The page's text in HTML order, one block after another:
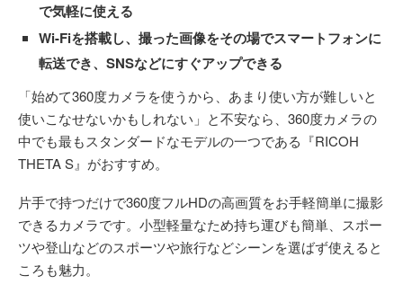
で気軽に使える
Wi-Fiを搭載し、撮った画像をその場でスマートフォンに
転送でき、SNSなどにすぐアップできる
「始めて360度カメラを使うから、あまり使い方が難しいと
使いこなせないかもしれない」と不安なら、360度カメラの
中でも最もスタンダードなモデルの一つである『RICOH
THETA S』がおすすめ。
片手で持つだけで360度フルHDの高画質をお手軽簡単に撮影
できるカメラです。小型軽量なため持ち運びも簡単、スポー
ツや登山などのスポーツや旅行などシーンを選ばず使えると
ころも魅力。